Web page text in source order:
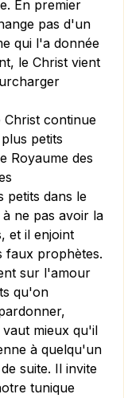
En premier
pas d'un
qui l'a donnée
le Christ vient
Christ continue
petits
Royaume des
petits dans le
ne pas avoir la
et il enjoint
faux prophètes.
sur l'amour
qu'on
mieux qu'il
à quelqu'un
suite. Il invite
tunique